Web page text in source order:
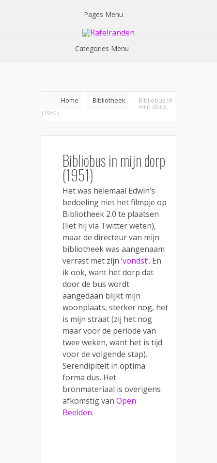
Pages Menu
Categories Menu
Home Bibliotheek Bibliobus in
mijn dorp
(1951)
Bibliobus in mijn dorp
(1951)
Het was helemaal Edwin’s
bedoeling niet het filmpje op
Bibliotheek 2.0 te plaatsen
(liet hij via Twitter weten),
maar de directeur van mijn
bibliotheek was aangenaam
verrast met zijn ‘vondst’. En
ik ook, want het dorp dat
door de bus wordt
aangedaan blijkt mijn
woonplaats, sterker nog, het
is mijn straat (zij het nog
maar voor de periode van
twee weken, want het is tijd
voor de volgende stap).
Serendipiteit in optima
forma dus. Het
bronmateriaal is overigens
afkomstig van Open
Beelden.